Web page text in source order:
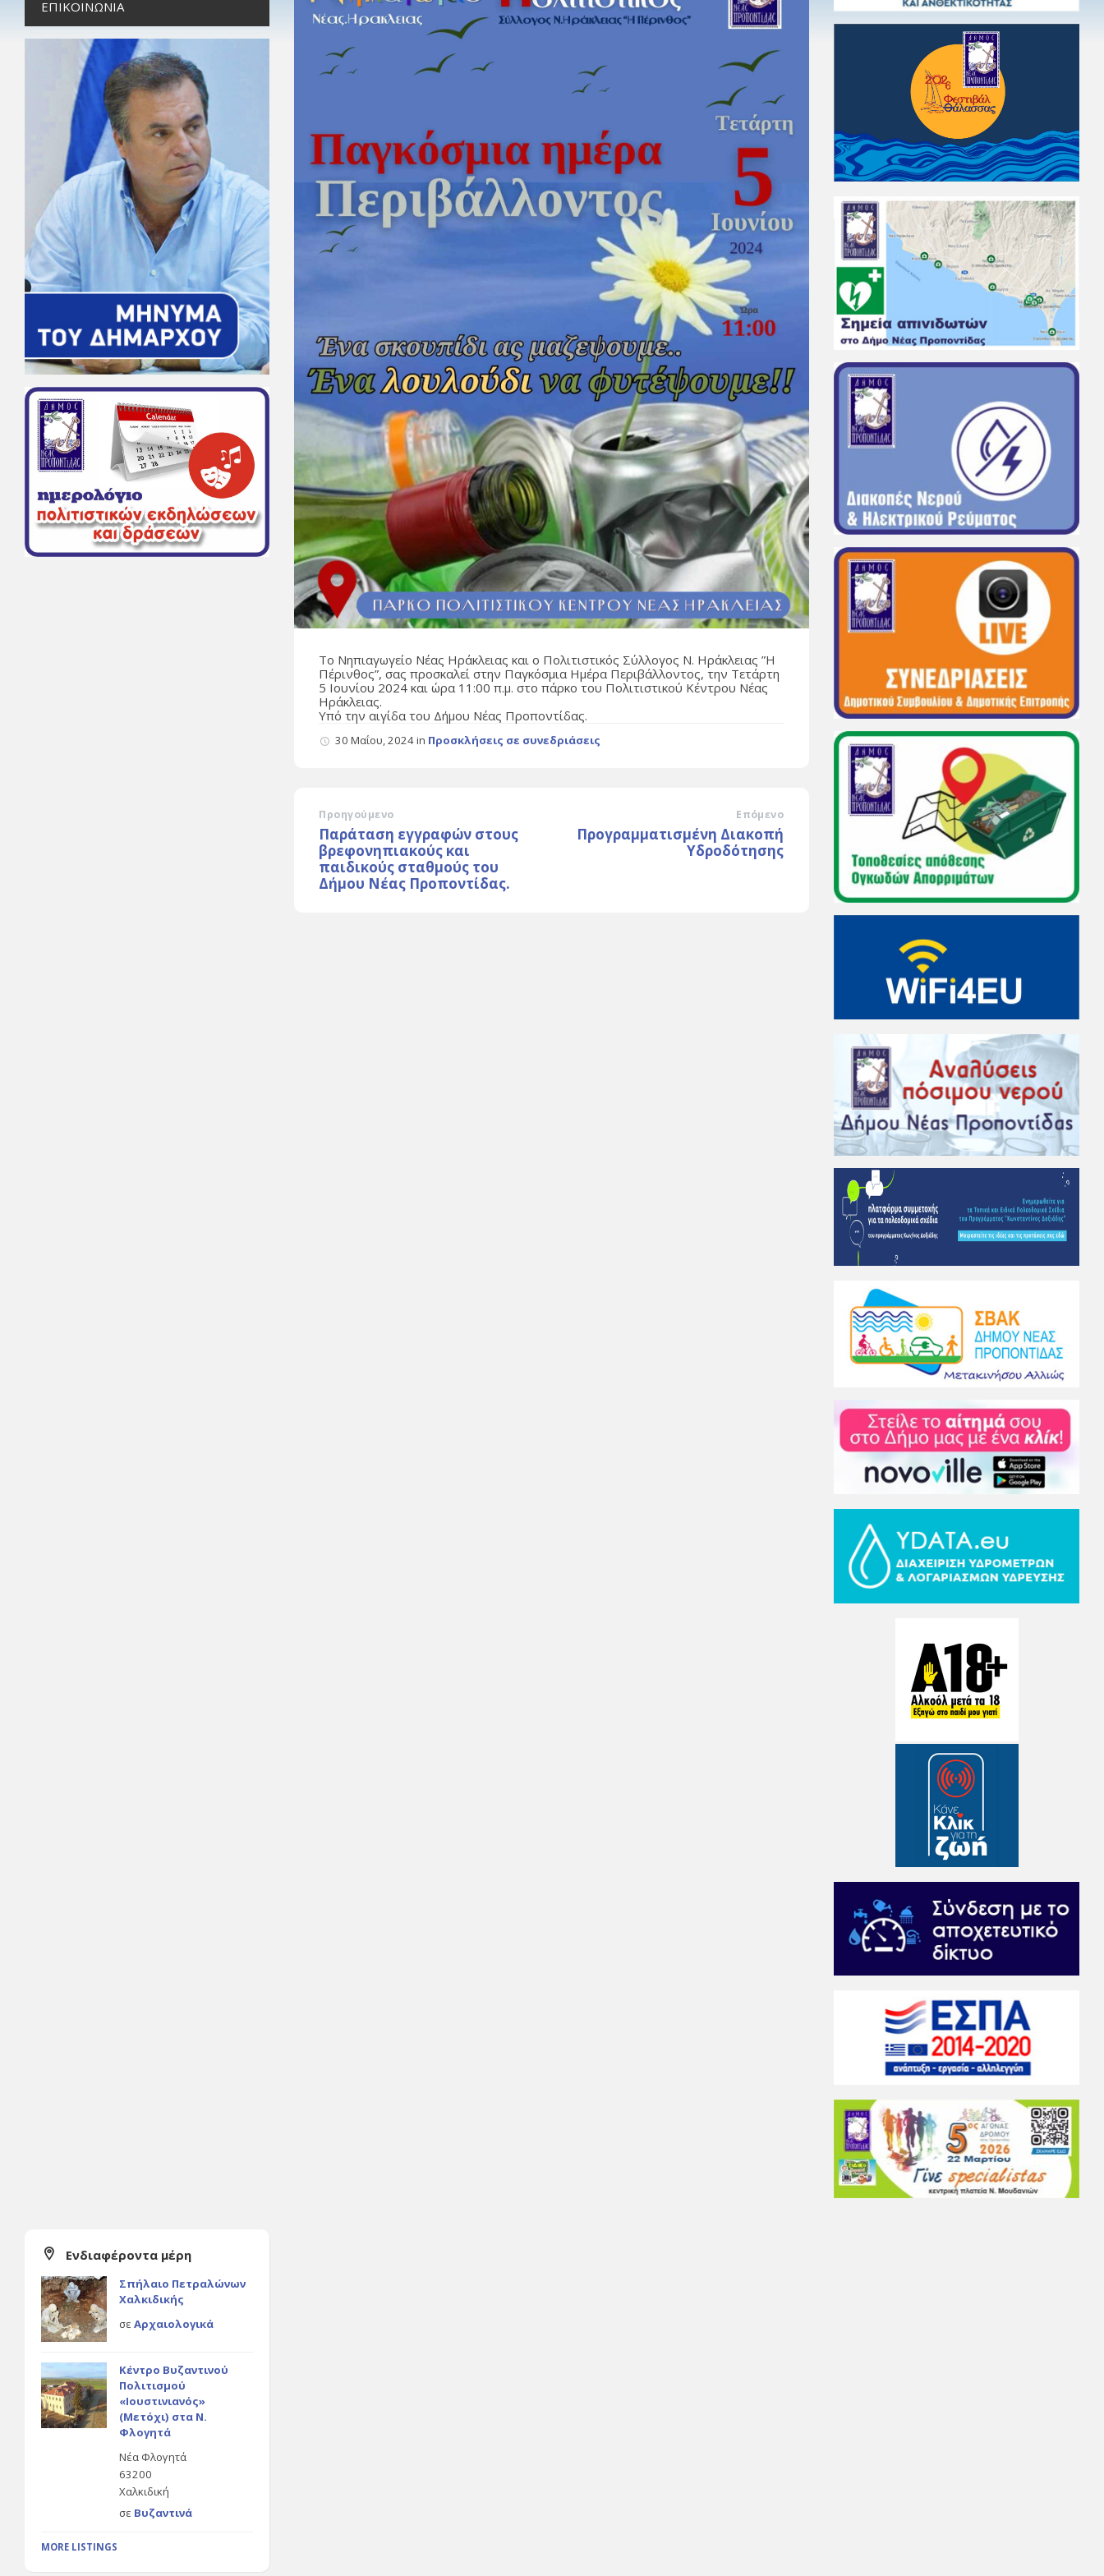
Το Νηπιαγωγείο Νέας Ηράκλειας και ο Πολιτιστικός Σύλλογος Ν. Ηράκλειας ”Η
Πέρινθος”, σας προσκαλεί στην Παγκόσμια Ημέρα Περιβάλλοντος, την Τετάρτη
5 Ιουνίου 2024 και ώρα 11:00 π.μ. στο πάρκο του Πολιτιστικού Κέντρου Νέας
Ηράκλειας.
Υπό την αιγίδα του Δήμου Νέας Προποντίδας.
30 Μαΐου, 2024in Προσκλήσεις σε συνεδριάσεις
Προηγούμενο
Παράταση εγγραφών στους
βρεφονηπιακούς και
παιδικούς σταθμούς του
Δήμου Νέας Προποντίδας.
Επόμενο
Προγραμματισμένη Διακοπή
Υδροδότησης
ΕΠΙΚΟΙΝΩΝΊΑ
Ενδιαφέροντα μέρη
Σπήλαιο Πετραλώνων
Χαλκιδικής
σε Αρχαιολογικά
Κέντρο Βυζαντινού
Πολιτισμού
«Ιουστινιανός»
(Μετόχι) στα Ν.
Φλογητά
Νέα Φλογητά
63200
Χαλκιδική
σε Βυζαντινά
MORE LISTINGS